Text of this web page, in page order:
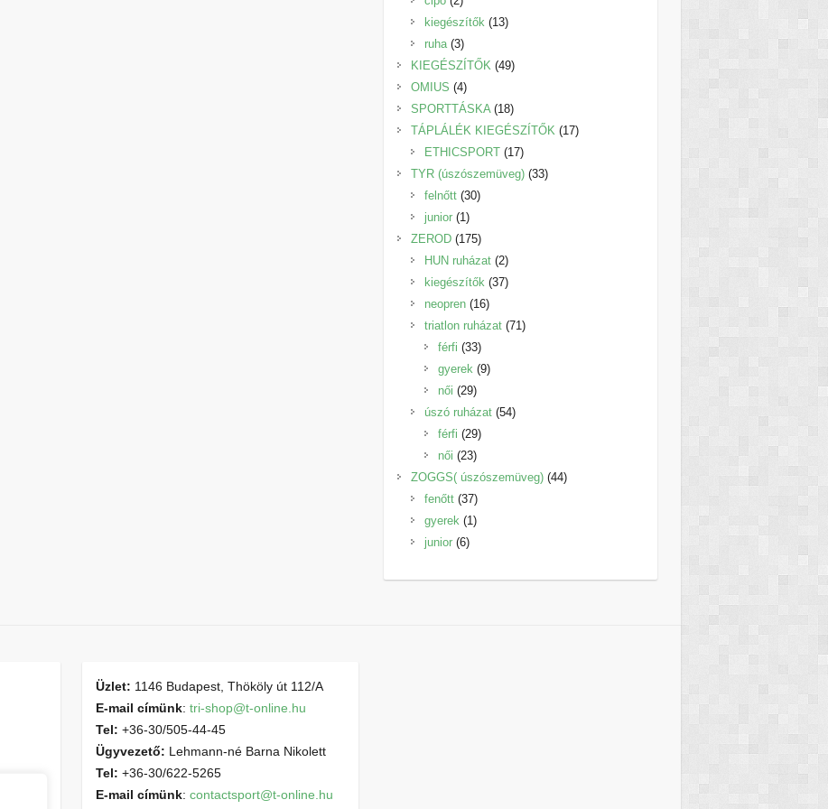
termék
kiegészítők 1313
ruha 33
termék
KIEGÉSZÍTŐK 4949
OMIUS 44
termék
SPORTTÁSKA 1818
termék
TÁPLÁLÉK KIEGÉSZÍTŐK 1717
ETHICSPORT 1717
termék
TYR (úszószemüveg) 3333
felnőtt 3030
junior 11
termék
ZEROD 175175
termék
HUN ruházat 22
termék
kiegészítők 3737
neopren 1616
termék
triatlon ruházat 7171
férfi 3333
termék
gyerek 99
női 2929
termék
úszó ruházat 5454
férfi 2929
női 2323
termék
ZOGGS( úszószemüveg) 4444
fenőtt 3737
termék
gyerek 11
junior 66
Üzlet: 1146 Budapest, Thököly út 112/A
E-mail címünk:tri-shop@t-online.hu
Tel: +36-30/505-44-45
Ügyvezető: Lehmann-né Barna Nikolett
Tel: +36-30/622-5265
E-mail címünk:contactsport@t-online.hu